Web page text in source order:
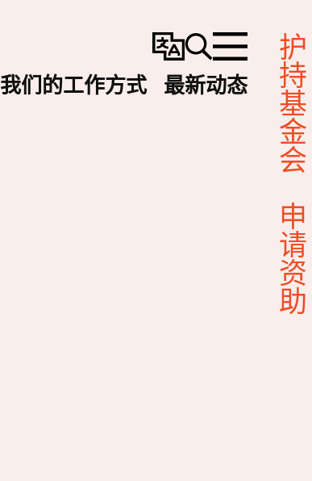
变
搜
寻
选
单
我们的工作方式 最新动态 护持基金会
申请资助